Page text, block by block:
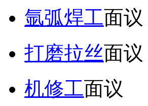
氩弧焊工面议
打磨拉丝面议
机修工面议